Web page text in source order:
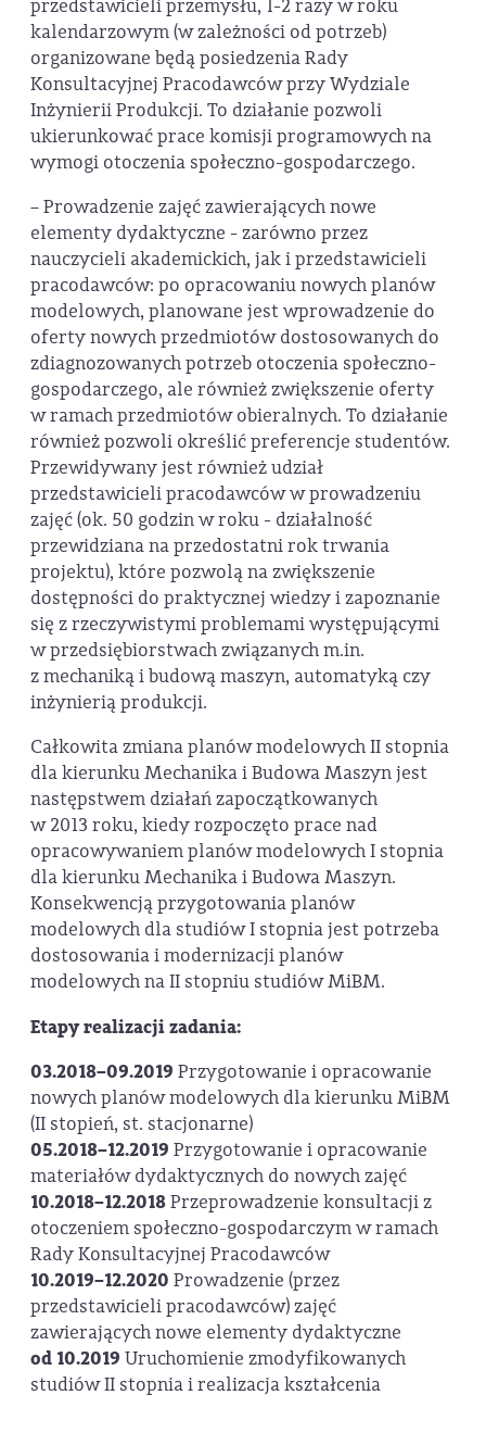
przedstawicieli przemysłu, 1-2 razy w roku
kalendarzowym (w zależności od potrzeb)
organizowane będą posiedzenia Rady
Konsultacyjnej Pracodawców przy Wydziale
Inżynierii Produkcji. To działanie pozwoli
ukierunkować prace komisji programowych na
wymogi otoczenia społeczno-gospodarczego.
– Prowadzenie zajęć zawierających nowe
elementy dydaktyczne - zarówno przez
nauczycieli akademickich, jak i przedstawicieli
pracodawców: po opracowaniu nowych planów
modelowych, planowane jest wprowadzenie do
oferty nowych przedmiotów dostosowanych do
zdiagnozowanych potrzeb otoczenia społeczno-
gospodarczego, ale również zwiększenie oferty
w ramach przedmiotów obieralnych. To działanie
również pozwoli określić preferencje studentów.
Przewidywany jest również udział
przedstawicieli pracodawców w prowadzeniu
zajęć (ok. 50 godzin w roku - działalność
przewidziana na przedostatni rok trwania
projektu), które pozwolą na zwiększenie
dostępności do praktycznej wiedzy i zapoznanie
się z rzeczywistymi problemami występującymi
w przedsiębiorstwach związanych m.in.
z mechaniką i budową maszyn, automatyką czy
inżynierią produkcji.
Całkowita zmiana planów modelowych II stopnia
dla kierunku Mechanika i Budowa Maszyn jest
następstwem działań zapoczątkowanych
w 2013 roku, kiedy rozpoczęto prace nad
opracowywaniem planów modelowych I stopnia
dla kierunku Mechanika i Budowa Maszyn.
Konsekwencją przygotowania planów
modelowych dla studiów I stopnia jest potrzeba
dostosowania i modernizacji planów
modelowych na II stopniu studiów MiBM.
Etapy realizacji zadania:
03.2018–09.2019 Przygotowanie i opracowanie
nowych planów modelowych dla kierunku MiBM
(II stopień, st. stacjonarne)
05.2018–12.2019 Przygotowanie i opracowanie
materiałów dydaktycznych do nowych zajęć
10.2018–12.2018Przeprowadzenie konsultacji z
otoczeniem społeczno-gospodarczym w ramach
Rady Konsultacyjnej Pracodawców
10.2019–12.2020 Prowadzenie (przez
przedstawicieli pracodawców) zajęć
zawierających nowe elementy dydaktyczne
od 10.2019 Uruchomienie zmodyfikowanych
studiów II stopnia i realizacja kształcenia